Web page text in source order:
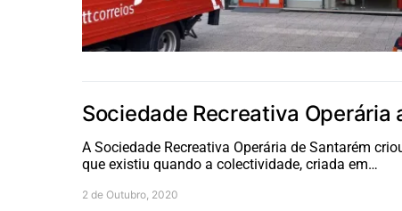
Sociedade Recreativa Operária
A Sociedade Recreativa Operária de Santarém
que existiu quando a colectividade, criada em…
2 de Outubro, 2020